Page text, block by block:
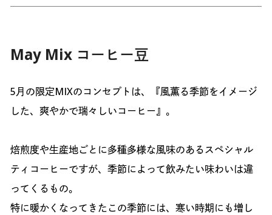
May Mix コーヒー豆
5月の限定MIXのコンセプトは、『風薫る季節をイメージ
した、爽やかで瑞々しいコーヒー』。
焙煎度や生産地ごとに多種多様な風味のあるスペシャル
ティコーヒーですが、季節によって飲みたい味わいは違
ってくるもの。
特に暖かくなってきたこの季節には、寒い時期にも増し